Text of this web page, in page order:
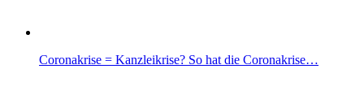
Coronakrise = Kanzleikrise? So hat die Coronakrise…